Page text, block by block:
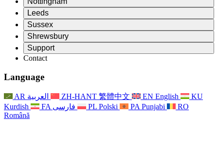
Review
Președintele revizuirii
Echipa independentă de evaluare
Termeni de referință
Raportul final al evaluării independente
Întrebări frecvente
Procesul de feedback al familiei
Buletine informative
Renunțare
Evenimente
Leeds
Review
Președintele revizuirii
Echipa independentă de evaluare
Termeni de referință
Contact
Sprijin psihologic pentru familii
Actualizări pentru familii
Evenimente
For Staff
Sprijin pentru personal
Vocile personalului
Sussex
Review
Președintele revizuirii
Echipa independentă de evaluare
Termeni de referință
For Families
Actualizări pentru familii
Evenimente
For Staff
Shrewsbury
Review
Termeni de referință pentru revizuirea maternității
Raportul final al evaluării independente
Primul raport al evaluării independente
For Families
Actualizări
Support
Leeds
Nottingham
Serviciul de asistență psihologică familială
Sprijin în caz de criză în domeniul sănătății mintale
Servicii regionale Nottingham
National
Sepsis Charities
Contact
Language
AR العربية ZH-HANT 繁體中文 EN English
KU
Kurdish
FA فارسی PL Polski PA Punjabi
RO
Română